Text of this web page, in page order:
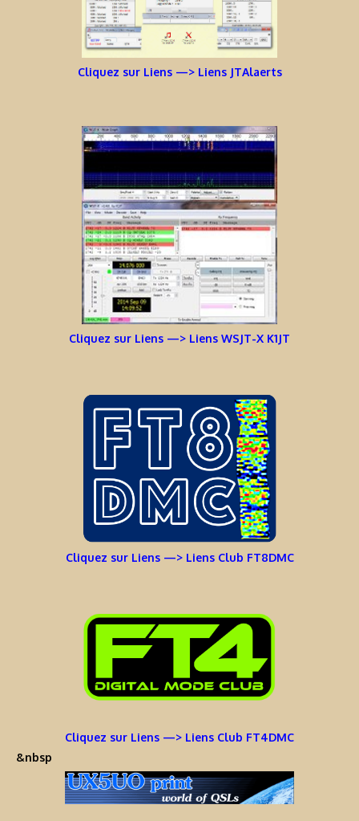
Cliquez sur Liens —> Liens JTAlaerts
Cliquez sur Liens —> Liens WSJT-X K1JT
Cliquez sur Liens —> Liens Club FT8DMC
Cliquez sur Liens —> Liens Club FT4DMC
&nbsp